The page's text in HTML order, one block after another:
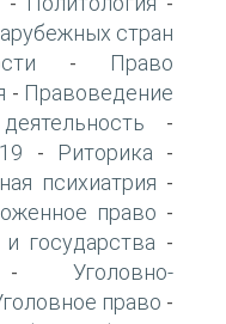
стран
-
Право
- Правоведение
-
- Риторика -
психиатрия -
право -
государства -
Уголовно-
право -